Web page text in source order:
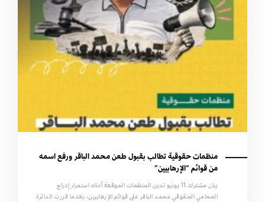
منظمات حقوقية تطالب بقبول طعن محمد الباقر ورفع اسمه
من قوائم “الإرهابيين”
بيان مشترك 11 يونيو تدين المنظمات الموقعة أدناه استمرار إدراج
المحامي الحقوقي محمد الباقر على قوائم الإرهابيين، بعدما قررت الدائرة